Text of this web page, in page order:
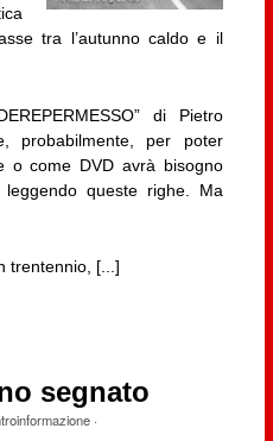
tra l’autunno caldo e il
di Pietro
probabilmente, per poter
o come DVD avrà bisogno
queste righe. Ma
trentennio, [...]
segnato
·